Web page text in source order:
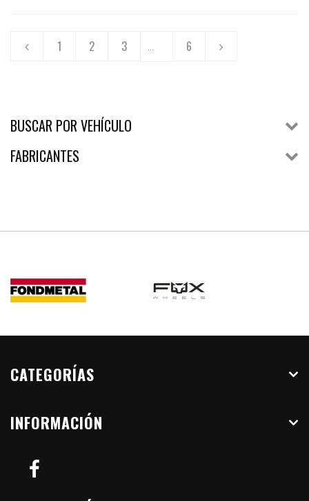
1 2 3 6
BUSCAR POR VEHÍCULO
FABRICANTES
CATEGORÍAS
INFORMACIÓN